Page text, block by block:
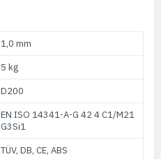
1,0 mm
5 kg
D200
EN ISO 14341-A-G 42 4 C1/M21
G3Si1
TÜV, DB, CE, ABS